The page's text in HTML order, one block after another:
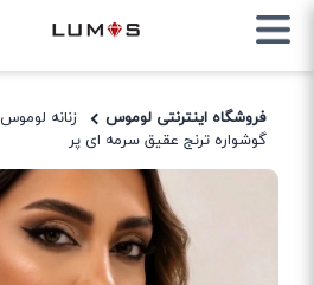
فروشگاه اینترنتی لوموس زنانه لوموس
گوشواره ترنج عقیق سرمه ای پر